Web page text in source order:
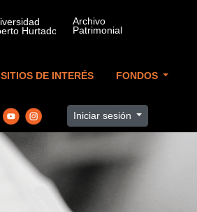
SITIOS DE INTERÉS FONDOS
Iniciar sesión